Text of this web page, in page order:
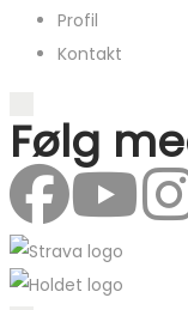
Profil
Kontakt
Følg